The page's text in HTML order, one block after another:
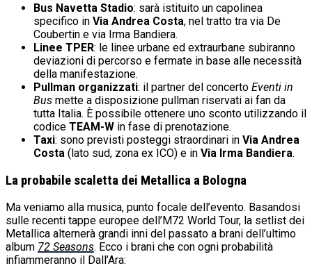
Bus Navetta Stadio: sarà istituito un capolinea
specifico in Via Andrea Costa, nel tratto tra via De
Coubertin e via Irma Bandiera.
Linee TPER: le linee urbane ed extraurbane subiranno
deviazioni di percorso e fermate in base alle necessità
della manifestazione.
Pullman organizzati: il partner del concerto Eventi in
Bus mette a disposizione pullman riservati ai fan da
tutta Italia. È possibile ottenere uno sconto utilizzando il
codice TEAM-W in fase di prenotazione.
Taxi: sono previsti posteggi straordinari in Via Andrea
Costa (lato sud, zona ex ICO) e in Via Irma Bandiera.
La probabile scaletta dei Metallica a Bologna
Ma veniamo alla musica, punto focale dell’evento. Basandosi
sulle recenti tappe europee dell’M72 World Tour, la setlist dei
Metallica alternerà grandi inni del passato a brani dell’ultimo
album 72 Seasons. Ecco i brani che con ogni probabilità
infiammeranno il Dall’Ara: